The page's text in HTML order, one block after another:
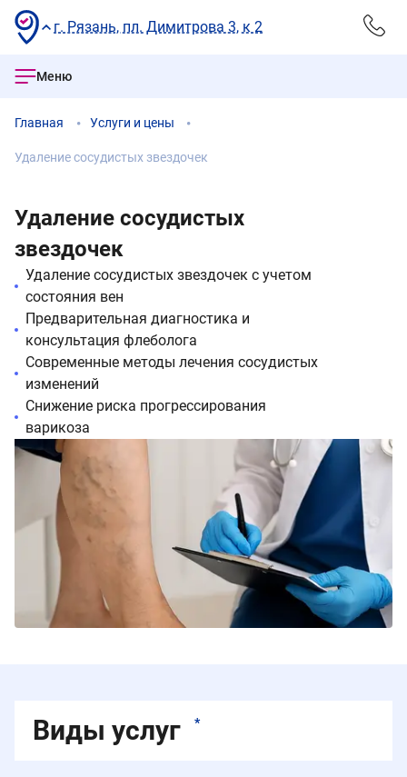
г. Рязань, пл. Димитрова 3, к 2
Меню
Главная Услуги и цены
Удаление сосудистых звездочек
Удаление сосудистых
звездочек
Удаление сосудистых звездочек с учетом
состояния вен
Предварительная диагностика и
консультация флеболога
Современные методы лечения сосудистых
изменений
Снижение риска прогрессирования
варикоза
Виды услуг *